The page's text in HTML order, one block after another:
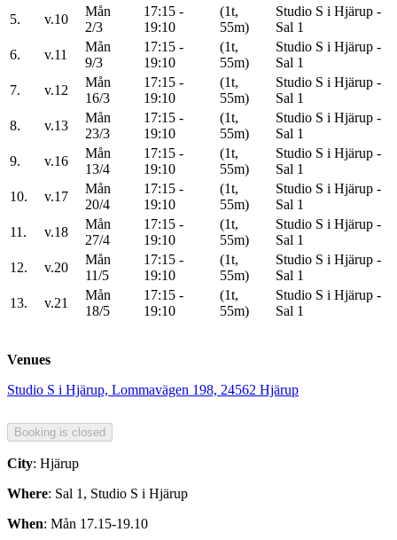
5.
v.10
Mån
2/3
17:15 -
19:10
(1t,
55m)
Studio S i Hjärup -
Sal 1
6.
v.11
Mån
9/3
17:15 -
19:10
(1t,
55m)
Studio S i Hjärup -
Sal 1
7.
v.12
Mån
16/3
17:15 -
19:10
(1t,
55m)
Studio S i Hjärup -
Sal 1
8.
v.13
Mån
23/3
17:15 -
19:10
(1t,
55m)
Studio S i Hjärup -
Sal 1
9.
v.16
Mån
13/4
17:15 -
19:10
(1t,
55m)
Studio S i Hjärup -
Sal 1
10.
v.17
Mån
20/4
17:15 -
19:10
(1t,
55m)
Studio S i Hjärup -
Sal 1
11.
v.18
Mån
27/4
17:15 -
19:10
(1t,
55m)
Studio S i Hjärup -
Sal 1
12.
v.20
Mån
11/5
17:15 -
19:10
(1t,
55m)
Studio S i Hjärup -
Sal 1
13.
v.21
Mån
18/5
17:15 -
19:10
(1t,
55m)
Studio S i Hjärup -
Sal 1
Venues
Studio S i Hjärup, Lommavägen 198, 24562 Hjärup
City: Hjärup
Where: Sal 1, Studio S i Hjärup
When: Mån 17.15-19.10